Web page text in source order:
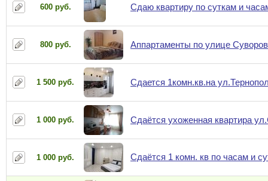
600 руб. Сдаю квартиру по суткам и
800 руб. Аппартаменты по улице
1 500 руб. Сдается 1комн.кв.на
1 000 руб. Сдаётся ухоженная квартира
1 000 руб. Сдаётся 1 комн. кв по часам и